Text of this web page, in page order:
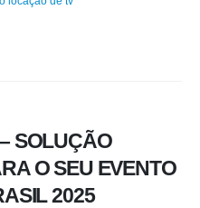
SOLUÇÃO
O SEU EVENTO
2025